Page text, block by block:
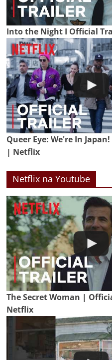
Into the Night I Official
Queer Eye: We're In
| Netflix
Netflix na Youtube
The Secret Woman |
Netflix